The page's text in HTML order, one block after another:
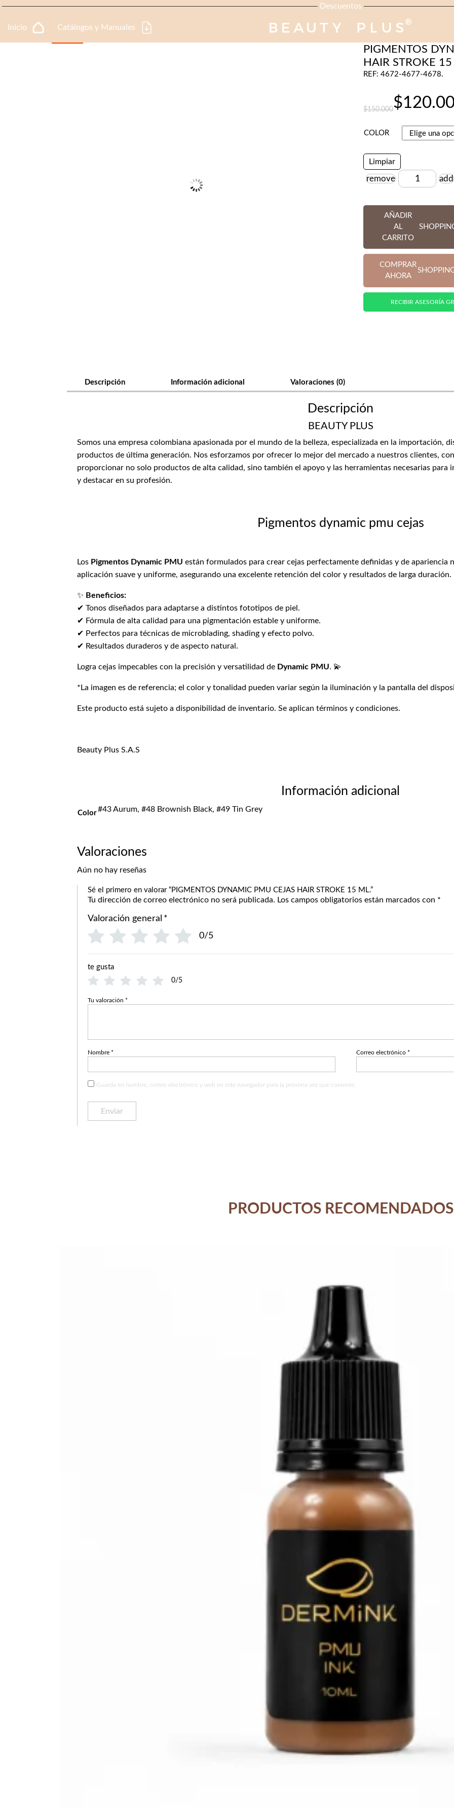
Descuentos
Inicio Catálogos y Manuales
DYNAMIC PMU
PIGMENTOS
HAIR STROKE
REF: 4672-4677-4678.
$150.000
El
precio
original
era:
$150.000.
$
El
precio
actual
es:
$120.000.
COLOR
Limpiar
Cantidad
remove add
AÑADIR
AL
CARRITO
COMPRAR
AHORA
RECIBIR ASESORÍA
Black Week
Descripción Información adicional Valoraciones (0)
Descripción
BEAUTY PLUS
Somos una empresa colombiana apasionada por el mundo de la belleza, especializada en la importación,
productos de última generación. Nos esforzamos por ofrecer lo mejor del mercado a nuestros clientes,
proporcionar no solo productos de alta calidad, sino también el apoyo y las herramientas necesarias para
y destacar en su profesión.
Pigmentos dynamic pmu cejas
Los Pigmentos Dynamic PMU están formulados para crear cejas perfectamente definidas y de apariencia
aplicación suave y uniforme, asegurando una excelente retención del color y resultados de larga duración.
✨ Beneficios:
✔ Tonos diseñados para adaptarse a distintos fototipos de piel.
✔ Fórmula de alta calidad para una pigmentación estable y uniforme.
✔ Perfectos para técnicas de microblading, shading y efecto polvo.
✔ Resultados duraderos y de aspecto natural.
Logra cejas impecables con la precisión y versatilidad de Dynamic PMU. 💫
*La imagen es de referencia; el color y tonalidad pueden variar según la iluminación y la pantalla del
Este producto está sujeto a disponibilidad de inventario. Se aplican términos y condiciones.
Beauty Plus S.A.S
Información adicional
Color#43 Aurum, #48 Brownish Black, #49 Tin Grey
Valoraciones
Aún no hay reseñas
Sé el primero en valorar “PIGMENTOS DYNAMIC PMU CEJAS HAIR STROKE 15 ML.”
Tu dirección de correo electrónico no será publicada. Los campos obligatorios están marcados con *
Valoración general *
0/5
te gusta
0/5
Tu valoración *
Nombre * Correo electrónico *
Guarda mi nombre, correo electrónico y web en este navegador para la próxima vez que comente.
PRODUCTOS RECOMENDADOS